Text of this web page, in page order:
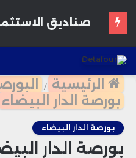
الرئيسية /
بورصة الدار البيضاء
بورصة الدار البيضاء
بورصة الدار